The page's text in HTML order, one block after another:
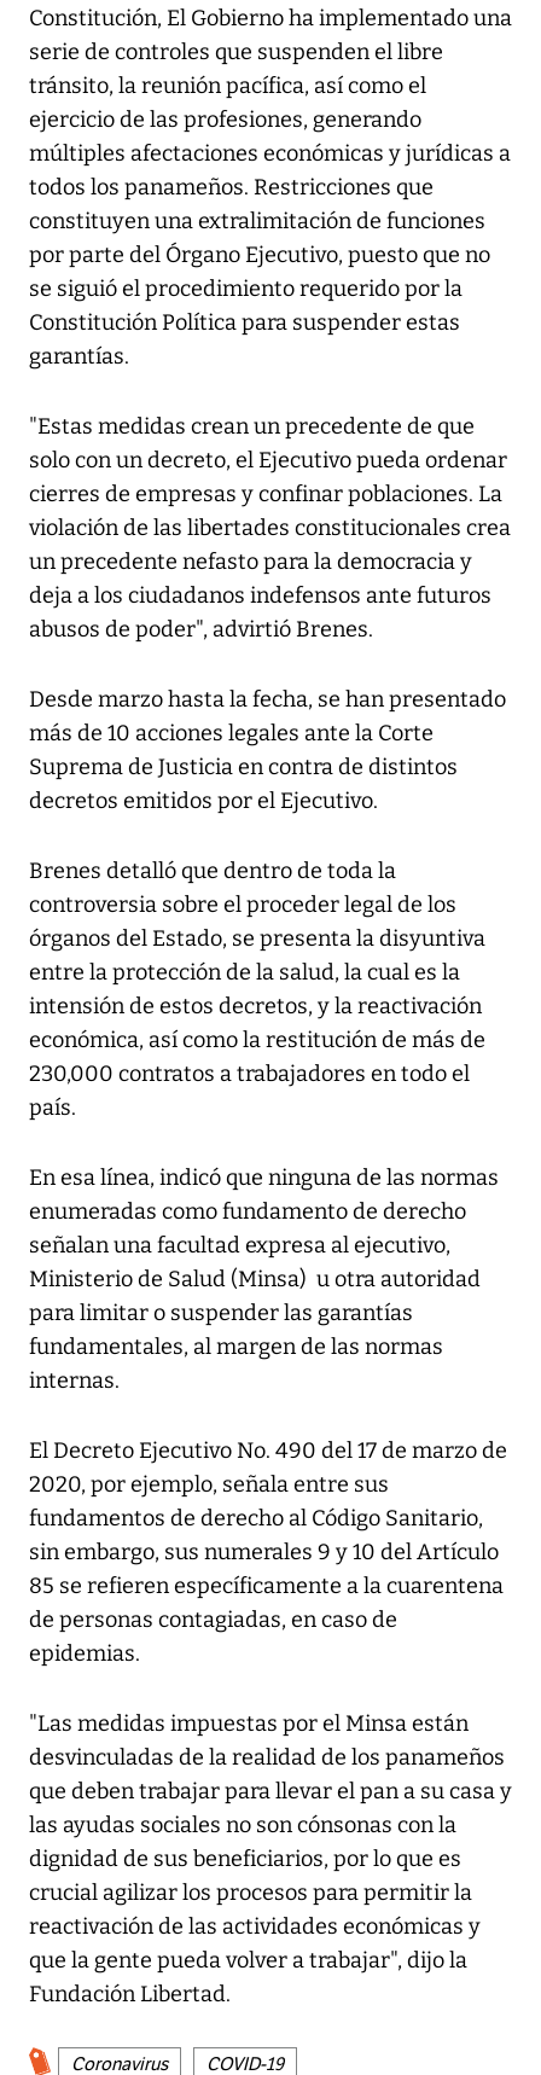
Constitución, El Gobierno ha implementado una
serie de controles que suspenden el libre
tránsito, la reunión pacífica, así como el
ejercicio de las profesiones, generando
múltiples afectaciones económicas y jurídicas a
todos los panameños. Restricciones que
constituyen una extralimitación de funciones
por parte del Órgano Ejecutivo, puesto que no
se siguió el procedimiento requerido por la
Constitución Política para suspender estas
garantías.
"Estas medidas crean un precedente de que
solo con un decreto, el Ejecutivo pueda ordenar
cierres de empresas y confinar poblaciones. La
violación de las libertades constitucionales crea
un precedente nefasto para la democracia y
deja a los ciudadanos indefensos ante futuros
abusos de poder", advirtió Brenes.
Desde marzo hasta la fecha, se han presentado
más de 10 acciones legales ante la Corte
Suprema de Justicia en contra de distintos
decretos emitidos por el Ejecutivo.
Brenes detalló que dentro de toda la
controversia sobre el proceder legal de los
órganos del Estado, se presenta la disyuntiva
entre la protección de la salud, la cual es la
intensión de estos decretos, y la reactivación
económica, así como la restitución de más de
230,000 contratos a trabajadores en todo el
país.
En esa línea, indicó que ninguna de las normas
enumeradas como fundamento de derecho
señalan una facultad expresa al ejecutivo,
Ministerio de Salud (Minsa) u otra autoridad
para limitar o suspender las garantías
fundamentales, al margen de las normas
internas.
El Decreto Ejecutivo No. 490 del 17 de marzo de
2020, por ejemplo, señala entre sus
fundamentos de derecho al Código Sanitario,
sin embargo, sus numerales 9 y 10 del Artículo
85 se refieren específicamente a la cuarentena
de personas contagiadas, en caso de
epidemias.
"Las medidas impuestas por el Minsa están
desvinculadas de la realidad de los panameños
que deben trabajar para llevar el pan a su casa y
las ayudas sociales no son cónsonas con la
dignidad de sus beneficiarios, por lo que es
crucial agilizar los procesos para permitir la
reactivación de las actividades económicas y
que la gente pueda volver a trabajar", dijo la
Fundación Libertad.
Coronavirus COVID-19